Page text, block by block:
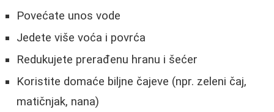
Povećate unos vode
Jedete više voća i povrća
Redukujete prerađenu hranu i šećer
Koristite domaće biljne čajeve (npr. zeleni čaj,
matičnjak, nana)